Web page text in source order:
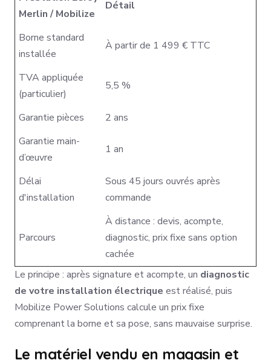
Merlin / Mobilize
Détail
Borne standard
installée
À partir de 1 499 € TTC
TVA appliquée
(particulier)
5,5 %
Garantie pièces
2 ans
Garantie main-
d’œuvre
1 an
Délai
d'installation
Sous 45 jours ouvrés après
commande
Parcours
À distance : devis, acompte,
diagnostic, prix fixe sans option
cachée
Le principe : après signature et acompte, un diagnostic
de votre installation électrique est réalisé, puis
Mobilize Power Solutions calcule un prix fixe
comprenant la borne et sa pose, sans mauvaise surprise.
Le matériel vendu en magasin et